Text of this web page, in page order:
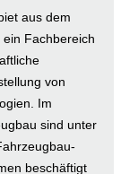
aus dem
Fachbereich
von
Im
sind unter
beschäftigt